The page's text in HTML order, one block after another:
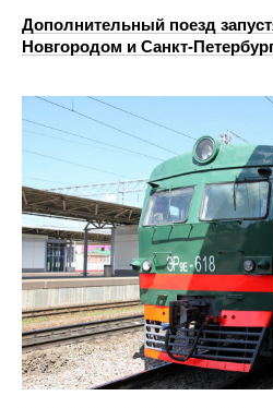
Дополнительный поезд
Новгородом и Санкт-